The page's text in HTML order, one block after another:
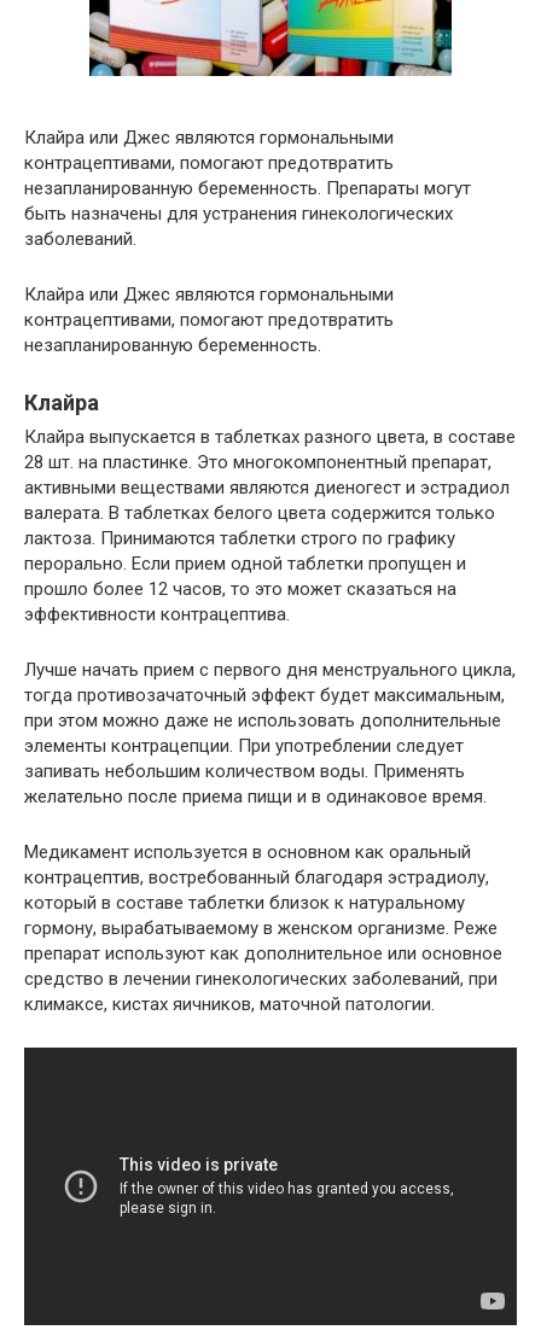
Клайра или Джес являются гормональными
контрацептивами, помогают предотвратить
незапланированную беременность. Препараты могут
быть назначены для устранения гинекологических
заболеваний.
Клайра или Джес являются гормональными
контрацептивами, помогают предотвратить
незапланированную беременность.
Клайра
Клайра выпускается в таблетках разного цвета, в составе
28 шт. на пластинке. Это многокомпонентный препарат,
активными веществами являются диеногест и эстрадиол
валерата. В таблетках белого цвета содержится только
лактоза. Принимаются таблетки строго по графику
перорально. Если прием одной таблетки пропущен и
прошло более 12 часов, то это может сказаться на
эффективности контрацептива.
Лучше начать прием с первого дня менструального цикла,
тогда противозачаточный эффект будет максимальным,
при этом можно даже не использовать дополнительные
элементы контрацепции. При употреблении следует
запивать небольшим количеством воды. Применять
желательно после приема пищи и в одинаковое время.
Медикамент используется в основном как оральный
контрацептив, востребованный благодаря эстрадиолу,
который в составе таблетки близок к натуральному
гормону, вырабатываемому в женском организме. Реже
препарат используют как дополнительное или основное
средство в лечении гинекологических заболеваний, при
климаксе, кистах яичников, маточной патологии.